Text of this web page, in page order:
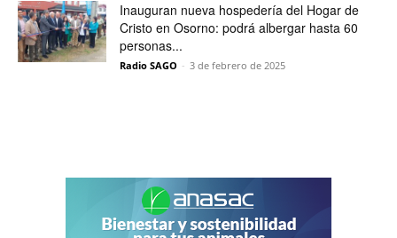
Inauguran nueva hospedería del Hogar de
Cristo en Osorno: podrá albergar hasta 60
personas...
Radio SAGO - 3 de febrero de 2025